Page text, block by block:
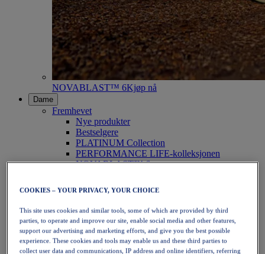
NOVABLAST™ 6Kjøp nå
Dame
Fremhevet
Nye produkter
Bestselgere
PLATINUM Collection
PERFORMANCE LIFE-kolleksjonen
NOVABLAST™ 6
Løping
Terrengløping
Tennis
Volleyball
Håndball
Padel
Netball
COOKIES – YOUR PRIVACY, YOUR CHOICE
This site uses cookies and similar tools, some of which are provided by third
parties, to operate and improve our site, enable social media and other features,
support our advertising and marketing efforts, and give you the best possible
experience. These cookies and tools may enable us and these third parties to
collect user data and communications, IP address and online identifiers, referring